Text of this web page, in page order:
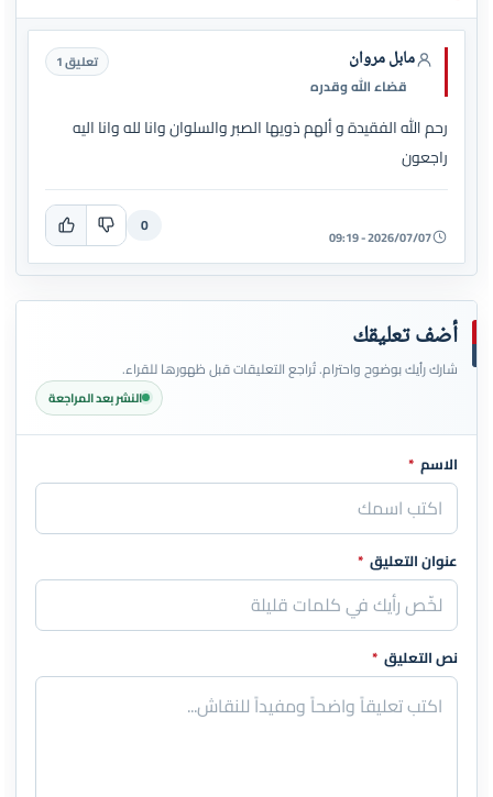
مابل مروان
قضاء الله وقدره
تعليق 1
رحم الله الفقيدة و ألهم ذويها الصبر والسلوان وانا لله وانا اليه
راجعون
2026/07/07 - 09:19
0
أضف تعليقك
شارك رأيك بوضوح واحترام. تُراجع التعليقات قبل ظهورها للقراء.
النشر بعد المراجعة
اترك هذا الحقل فارغاً
الاسم *
عنوان التعليق *
نص التعليق *